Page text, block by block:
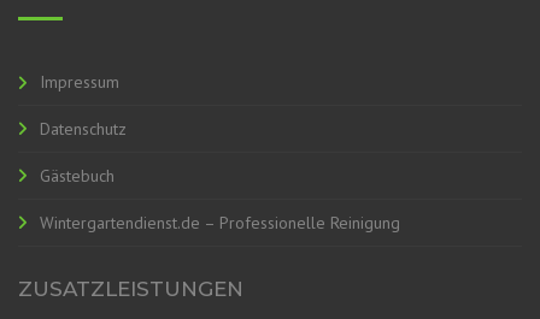
Impressum
Datenschutz
Gästebuch
Wintergartendienst.de – Professionelle Reinigung
ZUSATZLEISTUNGEN